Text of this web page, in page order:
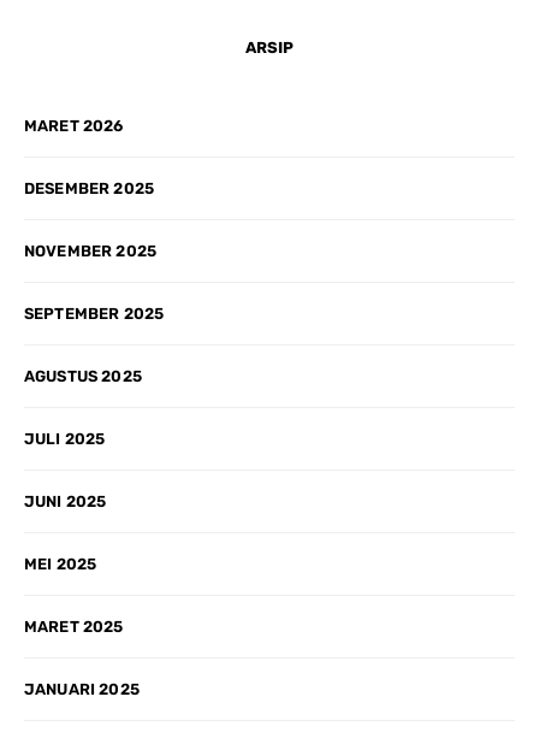
ARSIP
MARET 2026
DESEMBER 2025
NOVEMBER 2025
SEPTEMBER 2025
AGUSTUS 2025
JULI 2025
JUNI 2025
MEI 2025
MARET 2025
JANUARI 2025